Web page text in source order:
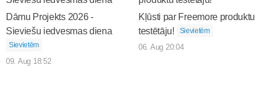
Dāmu Projekts 2026 -
Sieviešu iedvesmas diena
Sievietēm
09. Aug 18:52
Kļūsti par Freemore produktu
testētāju!
Sievietēm
06. Aug 20:04